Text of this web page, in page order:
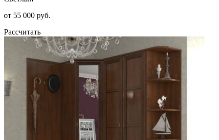
от 55 000 руб.
Рассчитать